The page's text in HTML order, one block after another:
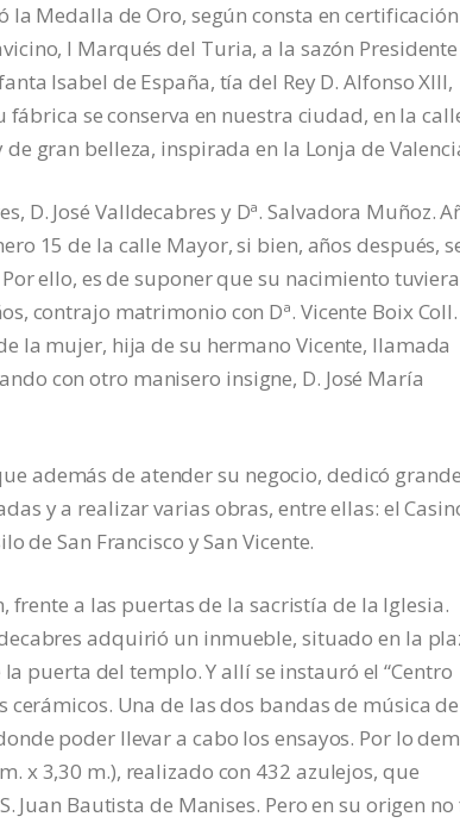
la Medalla de Oro, según consta en
I Marqués del Turia, a la sazón
Isabel de España, tía del Rey D. Alfonso XIII,
se conserva en nuestra ciudad, en la
de gran belleza, inspirada en la Lonja de
D. José Valldecabres y Dª. Salvadora Muñoz.
15 de la calle Mayor, si bien, años después,
ello, es de suponer que su nacimiento tuviera
contrajo matrimonio con Dª. Vicente Boix
la mujer, hija de su hermano Vicente, llamada
con otro manisero insigne, D. José María
además de atender su negocio, dedicó
y a realizar varias obras, entre ellas: el
de San Francisco y San Vicente.
frente a las puertas de la sacristía de la Iglesia.
adquirió un inmueble, situado en la
puerta del templo. Y allí se instauró el “Centro
Una de las dos bandas de música
poder llevar a cabo los ensayos. Por lo
x 3,30 m.), realizado con 432 azulejos, que
Juan Bautista de Manises. Pero en su origen no